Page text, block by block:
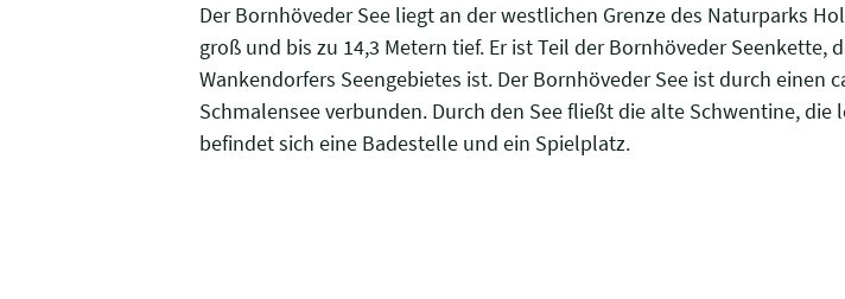
Der Bornhöveder See liegt an der westlichen Grenze des Naturparks
groß und bis zu 14,3 Metern tief. Er ist Teil der Bornhöveder Seenkette,
Wankendorfers Seengebietes ist. Der Bornhöveder See ist durch einen
Schmalensee verbunden. Durch den See fließt die alte Schwentine,
befindet sich eine Badestelle und ein Spielplatz.